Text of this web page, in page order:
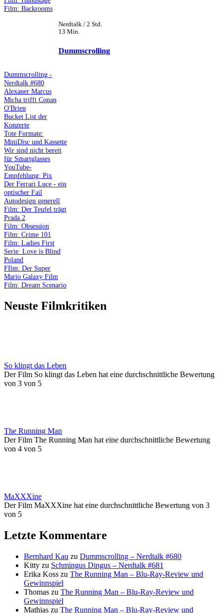
Film: Backrooms
Nerdtalk / 2 Std.
13 Min.
Dummscrolling
Dummscrolling -
Nerdtalk #680
Alexaner Marcus
Micha trifft Conan
O'Brien
Bucket List der
Konzerte
Tote Formate:
MiniDisc und Kassette
Wir sind nicht bereit
für Smartglasses
YouTube-
Empfehlung: Pix
Der Ferrari Luce - ein
optischer Fail
Autodesign generell
Film: Der Teufel trägt
Prada 2
Film: Obsession
Film: Crime 101
Film: Ladies First
Serie: Love is Blind
Poland
FIlm: Der Super
Mario Galaxy Film
Film: Dream Scenario
Neuste Filmkritiken
So klingt das Leben
Der Film So klingt das Leben hat eine durchschnittliche Bewertung
von 3 von 5
The Running Man
Der Film The Running Man hat eine durchschnittliche Bewertung
von 4 von 5
MaXXXine
Der Film MaXXXine hat eine durchschnittliche Bewertung von 3
von 5
Letzte Kommentare
Bernhard Kau zu Dummscrolling – Nerdtalk #680
Kitty zu Schmingus Dingus – Nerdtalk #681
Erika Koss zu The Running Man – Blu-Ray-Review und
Gewinnspiel
Thomas zu The Running Man – Blu-Ray-Review und
Gewinnspiel
Mathias zu The Running Man – Blu-Ray-Review und